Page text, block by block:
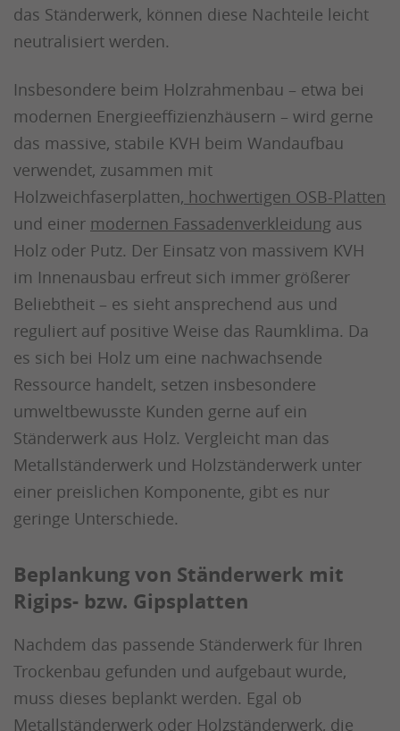
das Ständerwerk, können diese Nachteile leicht
neutralisiert werden.
Insbesondere beim Holzrahmenbau – etwa bei
modernen Energieeffizienzhäusern – wird gerne
das massive, stabile KVH beim Wandaufbau
verwendet, zusammen mit
Holzweichfaserplatten, hochwertigen OSB-Platten
und einer modernen Fassadenverkleidung aus
Holz oder Putz. Der Einsatz von massivem KVH
im Innenausbau erfreut sich immer größerer
Beliebtheit – es sieht ansprechend aus und
reguliert auf positive Weise das Raumklima. Da
es sich bei Holz um eine nachwachsende
Ressource handelt, setzen insbesondere
umweltbewusste Kunden gerne auf ein
Ständerwerk aus Holz. Vergleicht man das
Metallständerwerk und Holzständerwerk unter
einer preislichen Komponente, gibt es nur
geringe Unterschiede.
Beplankung von Ständerwerk mit
Rigips- bzw. Gipsplatten
Nachdem das passende Ständerwerk für Ihren
Trockenbau gefunden und aufgebaut wurde,
muss dieses beplankt werden. Egal ob
Metallständerwerk oder Holzständerwerk, die